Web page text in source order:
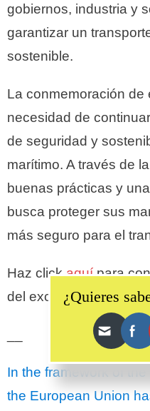
gobiernos, industria y
garantizar un
sostenible.
La conmemoración de
necesidad de
de seguridad y
marítimo. A través de
buenas prácticas y
busca proteger sus
más seguro para el
Haz clickaquípara
del excesivo tráfico
In the framework of the
the European Union
¿Quieres
Set